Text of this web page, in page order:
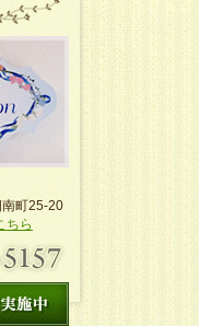
町25-20
ちら